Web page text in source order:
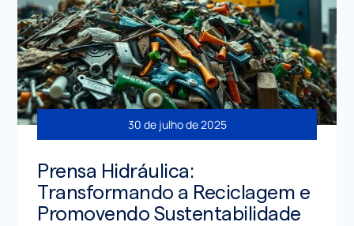
30 de julho de 2025
Prensa Hidráulica:
Transformando a Reciclagem e
Promovendo Sustentabilidade